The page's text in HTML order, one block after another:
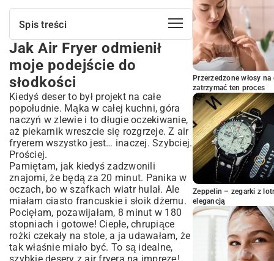
Spis treści
Jak Air Fryer odmienił moje podejście do
słodkości
Zanim wciśniesz 'Start’ – kilka rad od
serca
Owocowe Szaleństwo, czyli deser w 5
minut
Mała domowa cukiernia z frytkownicy
Coś na zdrowo, bez wyrzutów sumienia
Dla prawdziwych czekoholików
Wasze pytania, moje odpowiedzi
To co, pieczemy?
Jak Air Fryer odmienił
moje podejście do
słodkości
Kiedyś deser to był projekt na całe
popołudnie. Mąka w całej kuchni, góra
naczyń w zlewie i to długie oczekiwanie,
aż piekarnik wreszcie się rozgrzeje. Z air
fryerem wszystko jest… inaczej. Szybciej.
Prościej.
Pamiętam, jak kiedyś zadzwonili
znajomi, że będą za 20 minut. Panika w
oczach, bo w szafkach wiatr hulał. Ale
miałam ciasto francuskie i słoik dżemu.
Pocięłam, pozawijałam, 8 minut w 180
stopniach i gotowe! Ciepłe, chrupiące
rożki czekały na stole, a ja udawałam, że
tak właśnie miało być. To są idealne,
Przerzedzone włosy
zatrzymać ten proces
Zeppelin – zegarki z
elegancją